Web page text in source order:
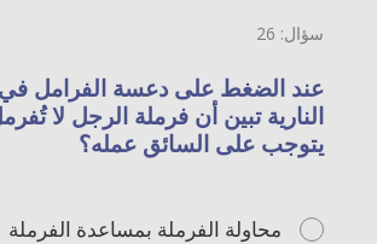
سؤال: 26
عند الضغط على دعسة الفرامل في
النارية تبين أن فرملة الرجل لا
يتوجب على السائق عمله؟
محاولة الفرملة بمساعدة الفرملة